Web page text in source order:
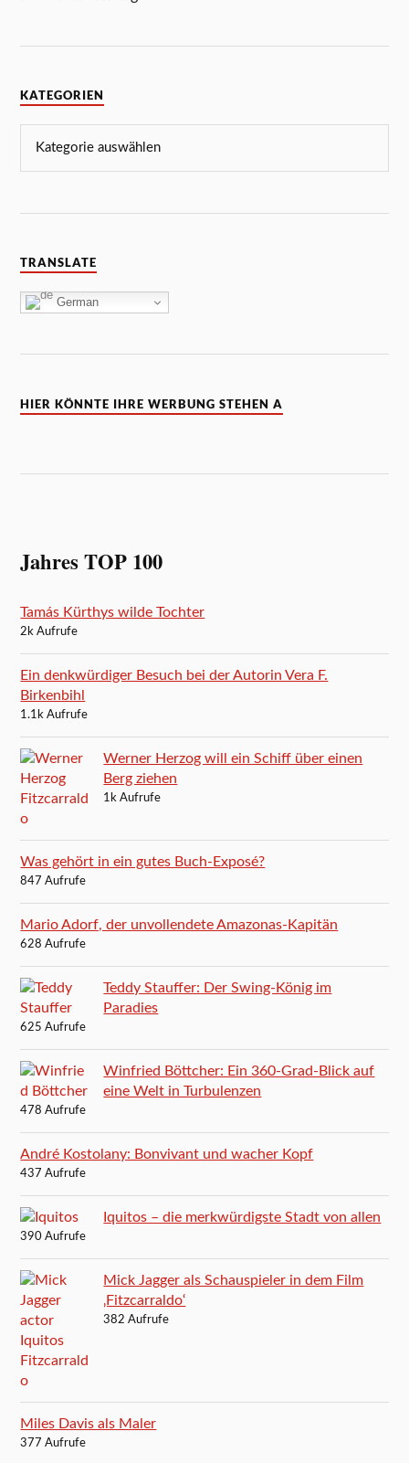
KATEGORIEN
TRANSLATE
German
HIER KÖNNTE IHRE WERBUNG STEHEN A
Jahres TOP 100
Tamás Kürthys wilde Tochter
2k Aufrufe
Ein denkwürdiger Besuch bei der Autorin Vera F.
Birkenbihl
1.1k Aufrufe
Werner Herzog will ein Schiff über einen
Berg ziehen
1k Aufrufe
Was gehört in ein gutes Buch-Exposé?
847 Aufrufe
Mario Adorf, der unvollendete Amazonas-Kapitän
628 Aufrufe
Teddy Stauffer: Der Swing-König im
Paradies
625 Aufrufe
Winfried Böttcher: Ein 360-Grad-Blick auf
eine Welt in Turbulenzen
478 Aufrufe
André Kostolany: Bonvivant und wacher Kopf
437 Aufrufe
Iquitos – die merkwürdigste Stadt von allen
390 Aufrufe
Mick Jagger als Schauspieler in dem Film
‚Fitzcarraldo‘
382 Aufrufe
Miles Davis als Maler
377 Aufrufe